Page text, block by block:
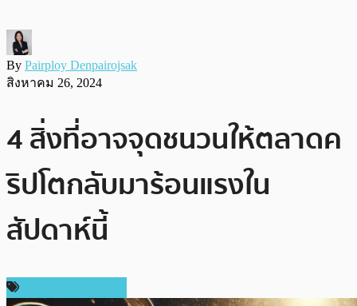
By Pairploy Denpairojsak
สิงหาคม 26, 2024
4 สิ่งที่อาจจุดชนวนให้ตลาดค
ริปโตกลับมาร้อนแรงใน
สัปดาห์นี้